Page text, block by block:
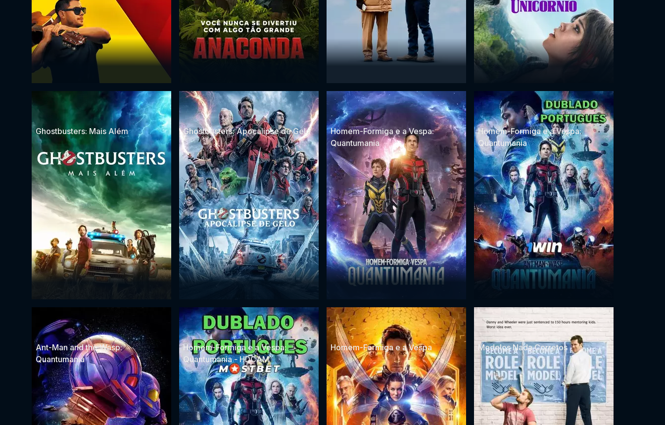
Ghostbusters: Mais Além Ghostbusters: Apocalipse de Gelo
Homem-Formiga e a Vespa:
Quantumania
Homem-Formiga e a Vespa:
Quantumania
Ant-Man and the Wasp:
Quantumania
Homem-Formiga e a Vespa:
Quantumania - HDCAM
Homem-Formiga e a Vespa Modelos Nada Corretos